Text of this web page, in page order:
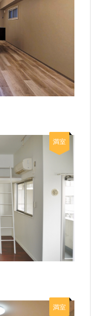
満室
満室